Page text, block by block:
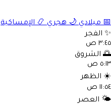
📅 ميلادي 🌙 هجري 📿 الإمساكية
✨ الفجر
٣:٤٥ ص
🌅 الشروق
٥:١٣ ص
☀️ الظهر
١١:٥٤ ص
🌤️ العصر